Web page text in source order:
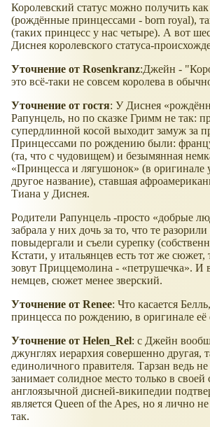
Королевский статус можно получить
(рождённые принцессами - born royal),
(таких принцесс у нас четыре). А вот
Диснея королевского статуса-
Уточнение от Rosenkranz:Джейн -
это всё-таки не совсем королева в
Уточнение от гостя: У Диснея
Рапунцель, но по сказке Гримм не так:
супердлинной косой выходит замуж за
Принцессами по рождению были:
(та, что с чудовищем) и безымянная
Принцесса и лягушонок
(в оригинале
другое название), ставшая
Тиана у Диснея.
Родители Рапунцель -просто
добрые
забрала у них дочь за то, что те разорили
повыдергали и съели сурепку
Кстати, у итальянцев есть тот же сюжет,
зовут Приццемолина -
петрушечка . И
немцев, сюжет менее зверский.
Уточнение от Renee: Что касается
принцесса по рождению, в оригинале
Уточнение от Helen_Rel: с Джейн
джунглях иерархия совершенно другая,
единоличного правителя. Тарзан ведь
занимает солидное место только в своей
англоязычной дисней-википедии
является Queen of the Apes, но я лично
так.